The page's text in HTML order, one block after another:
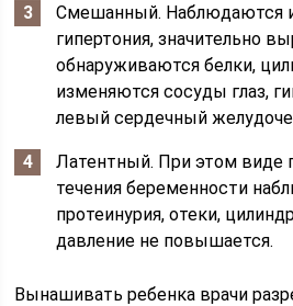
Смешанный. Наблюдаются
гипертония, значительно
обнаруживаются белки,
изменяются сосуды глаз,
левый сердечный
Латентный. При этом виде
течения беременности
протеинурия, отеки,
давление не повышается.
Вынашивать ребенка врачи